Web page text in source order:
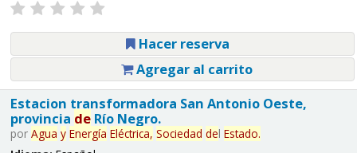
Hacer reserva
Agregar al carrito
Estacion transformadora San Antonio Oeste,
provincia deRío Negro.
por Agua y Energía Eléctrica, Sociedad del Estado.